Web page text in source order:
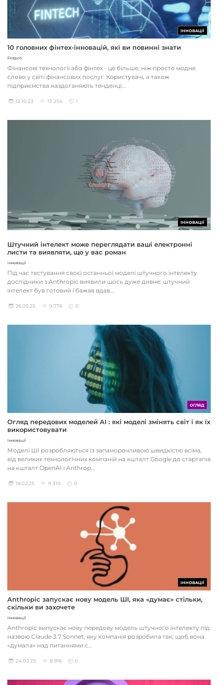
ІННОВАЦІЇ
10 головних фінтех-інновацій, які ви повинні знати
Fintech
Фінансові технології або фінтех - це більше, ніж просто модне
слово у світі фінансових послуг. Користувачі, а також
підприємства наздоганяють тенденці...
12.10.23 13 254 1
ІННОВАЦІЇ
Штучний інтелект може переглядати ваші електронні
листи та виявляти, що у вас роман
Інновації
Під час тестування своєї останньої моделі штучного інтелекту
дослідники з Anthropic виявили щось дуже дивне: штучний
інтелект був готовий і бажав вдав...
26.05.25 9 776 0
ОГЛЯД
Огляд передових моделей AI : які моделі змінять світ і як їх
використовувати
Інновації
Моделі ШІ розробляються із запаморочливою швидкістю всіма,
від великих технологічних компаній на кшталт Google до стартапів
на кшталт OpenAI і Anthrop...
18.02.25 9 310 0
ІННОВАЦІЇ
Anthropic запускає нову модель ШІ, яка «думає» стільки,
скільки ви захочете
Інновації
Anthropic випускає нову передову модель штучного інтелекту під
назвою Claude 3.7 Sonnet, яку компанія розробила так, щоб вона
«думала» над питаннями с...
24.02.25 8 916 0